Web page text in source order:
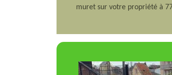
muret sur votre propriété à